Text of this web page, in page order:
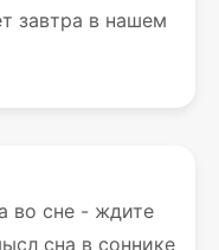
завтра в нашем
во сне - ждите
сна в соннике